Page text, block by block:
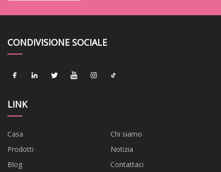
CONDIVISIONE SOCIALE
LINK
Casa
Chi siamo
Prodotti
Notizia
Blog
Contattaci